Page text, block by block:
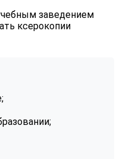
заведением
ксерокопии